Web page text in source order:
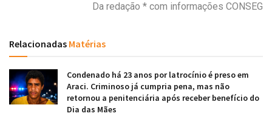
Da redação * com informações CONSEG
Relacionadas Matérias
Condenado há 23 anos por latrocínio é preso em
Araci. Criminoso já cumpria pena, mas não
retornou a penitenciária após receber benefício do
Dia das Mães